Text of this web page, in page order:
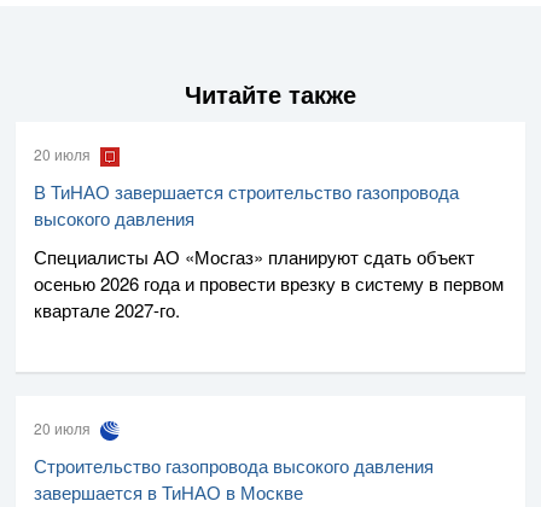
Читайте также
20 июля
В ТиНАО завершается строительство газопровода
высокого давления
Специалисты АО «Мосгаз» планируют сдать объект
осенью 2026 года и провести врезку в систему в первом
квартале2027-го.
20 июля
Строительство газопровода высокого давления
завершается в ТиНАО в Москве